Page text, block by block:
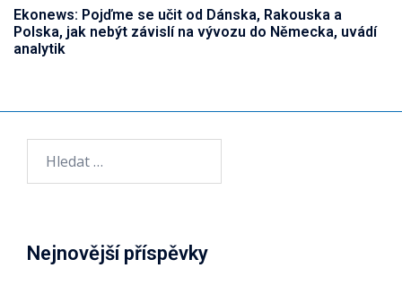
Ekonews: Pojďme se učit od Dánska, Rakouska a
Polska, jak nebýt závislí na vývozu do Německa, uvádí
analytik
Nejnovější příspěvky